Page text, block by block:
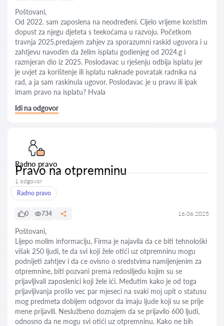
Poštovani,
Od 2022. sam zaposlena na neodređeni. Cijelo vrijeme koristim
dopust za njegu djeteta s teekoćama u razvoju. Početkom
travnja 2025.predajem zahjev za sporazumni raskid ugovora i u
zahtjevu navodim da želim isplatu godienjeg od 2024.g i
razmjeran dio iz 2025. Poslodavac u rješenju odbija isplatu jer
je uvjet za korištenje ili isplatu naknade povratak radnika na
rad, a ja sam raskinula ugovor. Poslodavac je u pravu ili ipak
imam pravo na isplatu? Hvala
Idi na odgovor
Radno pravo
Pravo na otpremninu
1 odgovor
Radno pravo
0 734 16.06.2025
Poštovani,
Lijepo molim informaciju, Firma je najavila da ce biti tehnološki
višak 250 ljudi, te da svi koji žele otići uz otpremninu mogu
podnijeti zahtjev i da ce ovisno o sredstvima namijenjenim za
otpremnine, biti pozvani prema redoslijedu kojim su se
prijavljivali zaposlenici koji žele ići. Međutim kako je od toga
prijavljivanja prošlo vec par mjeseci na svaki moj upit o statusu
mog predmeta dobijem odgovor da imaju ljude koji su se prije
mene prijavili. Neslužbeno doznajem da se prijavilo 600 ljudi,
odnosno da ne mogu svi otići uz otpremninu. Kako ne bih